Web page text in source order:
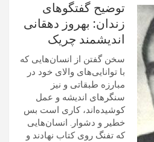
توضیح گفتگوهای
زندان: بهروز دهقانی
اندیشمند چریک
سخن گفتن از انسان‌هایی که
با توانایی‌های والای خود در
مبارزه طبقاتی و نیز
سنگرهای اندیشه و عمل
کوشیده‌اند، کاری است بس
خطیر و دشوار. انسان‌هایی
که تفنگ روی کتاب نهادند و